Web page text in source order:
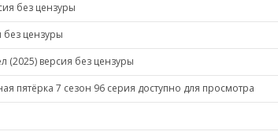
без цензуры
без цензуры
(2025) версия без цензуры
пятёрка 7 сезон 96 серия доступно для просмотра